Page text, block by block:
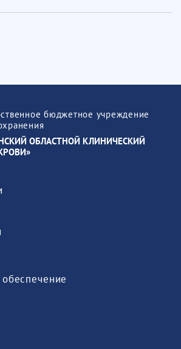
бюджетное учреждение
ОБЛАСТНОЙ КЛИНИЧЕСКИЙ